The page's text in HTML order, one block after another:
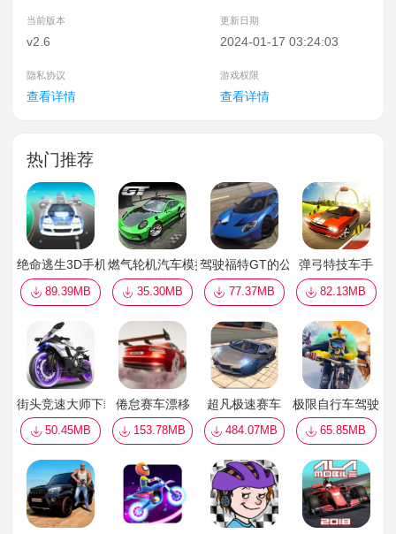
当前版本 更新日期
v2.6 2024-01-17 03:24:03
隐私协议 游戏权限
查看详情 查看详情
热门推荐
绝命逃生3D手机版
89.39MB
燃气轮机汽车模拟器
35.30MB
驾驶福特GT的公路车
77.37MB
弹弓特技车手
82.13MB
街头竞速大师下载手机版
50.45MB
倦怠赛车漂移
153.78MB
超凡极速赛车
484.07MB
极限自行车驾驶
65.85MB